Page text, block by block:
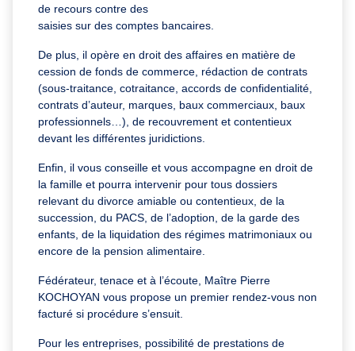
de recours contre des
saisies sur des comptes bancaires.
De plus, il opère en droit des affaires en matière de
cession de fonds de commerce, rédaction de contrats
(sous-traitance, cotraitance, accords de confidentialité,
contrats d’auteur, marques, baux commerciaux, baux
professionnels…), de recouvrement et contentieux
devant les différentes juridictions.
Enfin, il vous conseille et vous accompagne en droit de
la famille et pourra intervenir pour tous dossiers
relevant du divorce amiable ou contentieux, de la
succession, du PACS, de l’adoption, de la garde des
enfants, de la liquidation des régimes matrimoniaux ou
encore de la pension alimentaire.
Fédérateur, tenace et à l’écoute, Maître Pierre
KOCHOYAN vous propose un premier rendez-vous non
facturé si procédure s’ensuit.
Pour les entreprises, possibilité de prestations de